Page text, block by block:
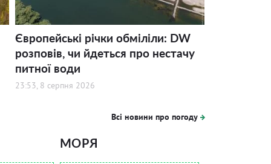
Європейські річки обміліли: DW
розповів, чи йдеться про нестачу
питної води
23:53, 8 серпня 2026
Всі новини про погоду
МОРЯ